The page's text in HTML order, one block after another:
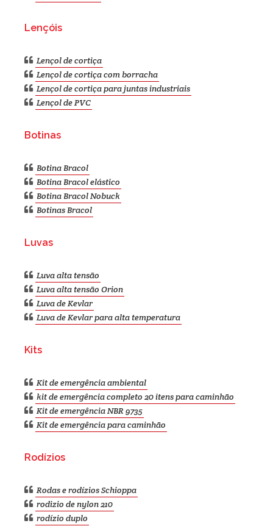
Lençóis
Lençol de cortiça
Lençol de cortiça com borracha
Lençol de cortiça para juntas industriais
Lençol de PVC
Botinas
Botina Bracol
Botina Bracol elástico
Botina Bracol Nobuck
Botinas Bracol
Luvas
Luva alta tensão
Luva alta tensão Orion
Luva de Kevlar
Luva de Kevlar para alta temperatura
Kits
Kit de emergência ambiental
kit de emergência completo 20 itens para caminhão
Kit de emergência NBR 9735
Kit de emergência para caminhão
Rodízios
Rodas e rodízios Schioppa
rodizio de nylon 210
rodízio duplo